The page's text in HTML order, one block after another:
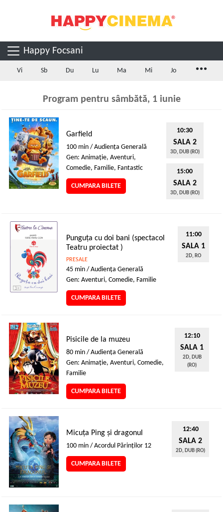
Happy Focsani
Vi Sb Du Lu Ma Mi Jo ...
Program pentru sâmbătă, 1 iunie
Garfield
100 min / Audienţa Generală
Gen: Animaţie, Aventuri,
Comedie, Familie, Fantastic
CUMPARA BILETE
10:30
SALA 2
3D, DUB (RO)
15:00
SALA 2
3D, DUB (RO)
Punguța cu doi bani (spectacol
Teatru proiectat )
PRESALE
45 min / Audienţa Generală
Gen: Aventuri, Comedie, Familie
CUMPARA BILETE
11:00
SALA 1
2D, RO
Pisicile de la muzeu
80 min / Audienţa Generală
Gen: Animaţie, Aventuri, Comedie,
Familie
CUMPARA BILETE
12:10
SALA 1
2D, DUB
(RO)
Micuța Ping și dragonul
100 min / Acordul Părinţilor 12
CUMPARA BILETE
12:40
SALA 2
2D, DUB (RO)